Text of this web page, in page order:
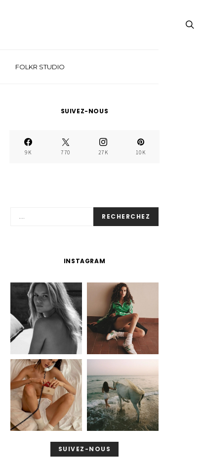
FOLKR STUDIO
SUIVEZ-NOUS
9K 770 27K 10K
RECHERCHEZ
INSTAGRAM
SUIVEZ-NOUS